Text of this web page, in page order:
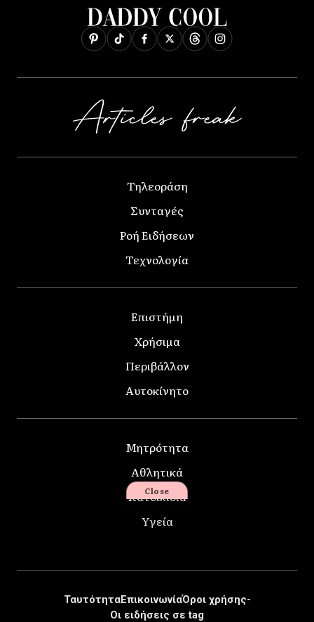
Τηλεοράση
Συνταγές
Ροή Ειδήσεων
Τεχνολογία
Επιστήμη
Χρήσιμα
Περιβάλλον
Αυτοκίνητο
Μητρότητα
Αθλητικά
Κατοικίδια
Υγεία
ΤαυτότηταΕπικοινωνίαΌροι χρήσης-
Οι ειδήσεις σε tag
Close